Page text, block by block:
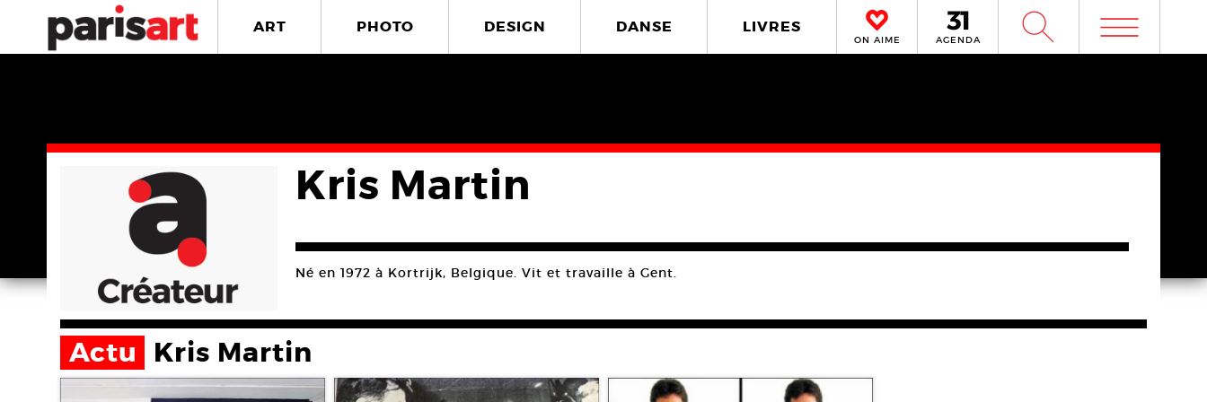
ART PHOTO DESIGN DANSE LIVRES
ON AIME AGENDA W m
Kris Martin
Né en 1972 à Kortrijk, Belgique. Vit et travaille à Gent.
Actu Kris Martin